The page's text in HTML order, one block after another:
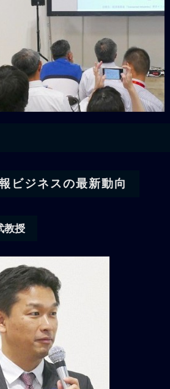
ビジネスの最新動向
教授